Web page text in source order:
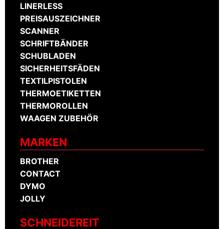
LINERLESS
PREISAUSZEICHNER
SCANNER
SCHRIFTBÄNDER
SCHUBLADEN
SICHERHEITSFÄDEN
TEXTILPISTOLEN
THERMOETIKETTEN
THERMOROLLEN
WAAGEN ZUBEHÖR
MARKEN
BROTHER
CONTACT
DYMO
JOLLY
SCHNEIDEREIT